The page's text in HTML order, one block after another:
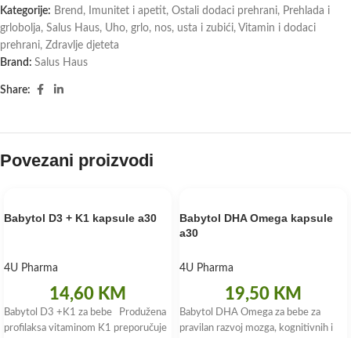
Kategorije: Brend , Imunitet i apetit, Ostali dodaci prehrani, Prehlada i
grlobolja, Salus Haus, Uho, grlo, nos, usta i zubići, Vitamin i dodaci
prehrani, Zdravlje djeteta
Brand: Salus Haus
Share:
Povezani proizvodi
Babytol D3 + K1 kapsule a30
4U Pharma
14,60 KM
Babytol D3 +K1 za bebe Produžena
profilaksa vitaminom K1 preporučuje
Babytol DHA Omega kapsule
a30
4U Pharma
19,50 KM
Babytol DHA Omega za bebe za
pravilan razvoj mozga, kognitivnih i